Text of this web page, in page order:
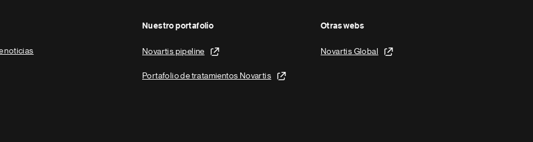
noticias
Nuestro portafolio
Novartis pipeline
Portafolio de tratamientos Novartis
Otras webs
Novartis Global